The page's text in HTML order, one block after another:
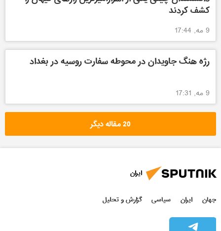
کشف کردند
9 مه, 17:44
رژه هنگ جاویدان در محوطه سفارت روسیه در بغداد
9 مه, 17:31
20 مقاله دیگر
ایران
جهان ایران سیاسی گزارش و تحلیل